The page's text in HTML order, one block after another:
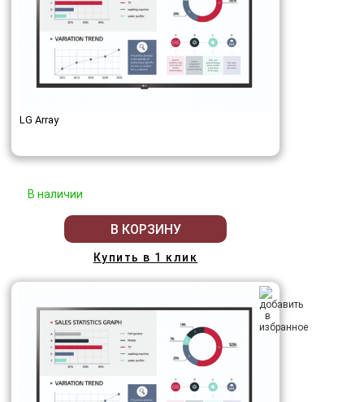
LG Array
В наличии
В КОРЗИНУ
Купить в 1 клик